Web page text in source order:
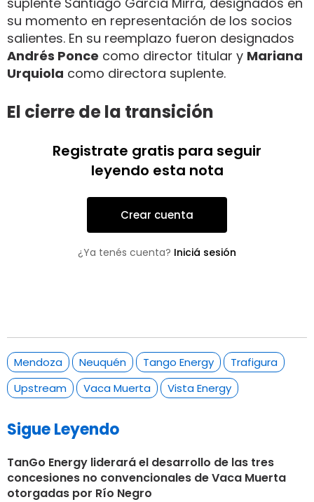
su momento en representación de los socios
salientes. En su reemplazo fueron designados
Andrés Ponce como director titular y Mariana
Urquiola como directora suplente.
El cierre de la transición
Registrate gratis para seguir
leyendo esta nota
Crear cuenta
¿Ya tenés cuenta? Iniciá sesión
Mendoza Neuquén Tango Energy
Trafigura
Upstream
Vaca Muerta Vista Energy
Sigue Leyendo
TanGo Energy liderará el desarrollo de las tres
concesiones no convencionales de Vaca Muerta
otorgadas por Río Negro